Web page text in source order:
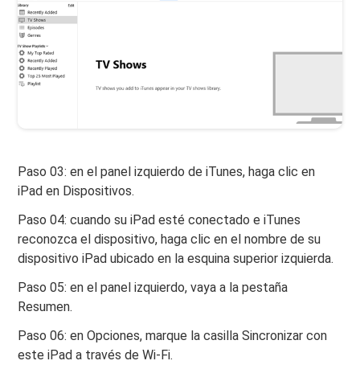
Paso 03: en el panel izquierdo de iTunes, haga clic en
iPad en Dispositivos.
Paso 04: cuando su iPad esté conectado e iTunes
reconozca el dispositivo, haga clic en el nombre de su
dispositivo iPad ubicado en la esquina superior izquierda.
Paso 05: en el panel izquierdo, vaya a la pestaña
Resumen.
Paso 06: en Opciones, marque la casilla Sincronizar con
este iPad a través de Wi-Fi.